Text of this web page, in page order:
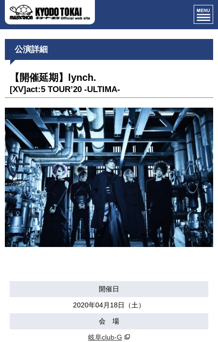
公演詳細
【開催延期】lynch.
[XV]act:5 TOUR’20 -ULTIMA-
開催日
2020年04月18日（土）
会 場
岐阜club-G